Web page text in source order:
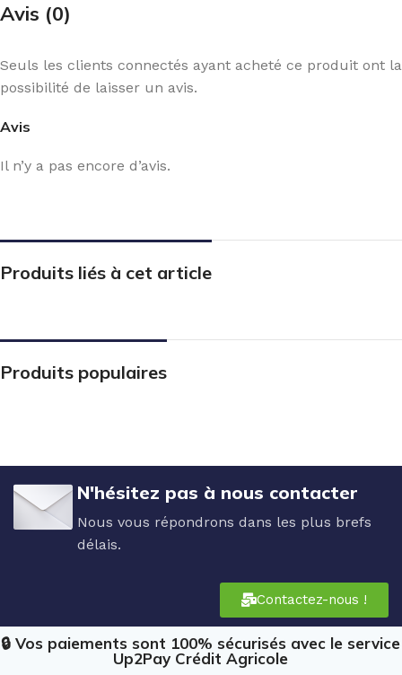
Avis (0)
Avis
Il n’y a pas encore d’avis.
Seuls les clients connectés ayant acheté ce produit ont la
possibilité de laisser un avis.
Produits liés à cet article
Produits populaires
N'hésitez pas à nous contacter
Nous vous répondrons dans les plus brefs
délais.
Contactez-nous !
🔒 Vos paiements sont 100% sécurisés avec le service
Up2Pay Crédit Agricole